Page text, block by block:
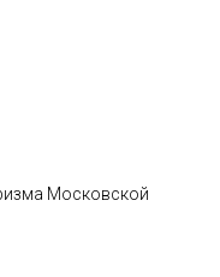
Московской